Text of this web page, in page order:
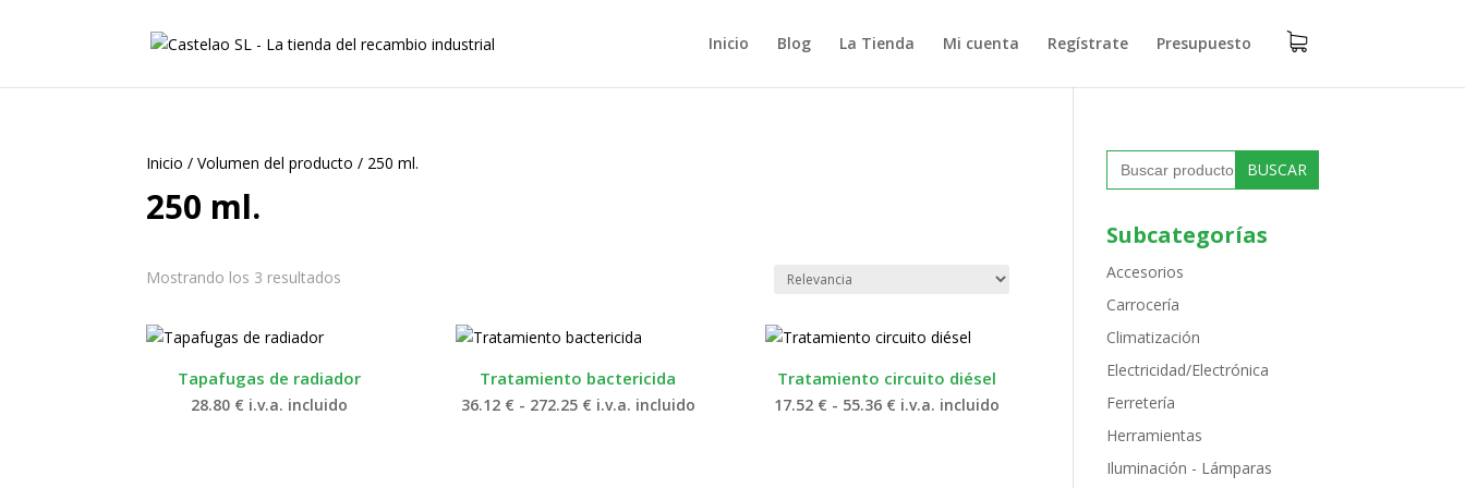
Inicio Blog La Tienda Mi cuenta Regístrate Presupuesto
Inicio /Volumen del producto / 250 ml.
250 ml.
Mostrando los 3 resultados
Tapafugas de radiador
28.80 € i.v.a. incluido
Tratamiento bactericida
36.12 € - 272.25 €Rango
i.v.a. incluido
Tratamiento circuito diésel
17.52 € - 55.36 € Rango
i.v.a. incluido
Buscar:
Subcategorías
Accesorios
Carrocería
Climatización
Electricidad/Electrónica
Ferretería
Herramientas
Iluminación - Lámparas